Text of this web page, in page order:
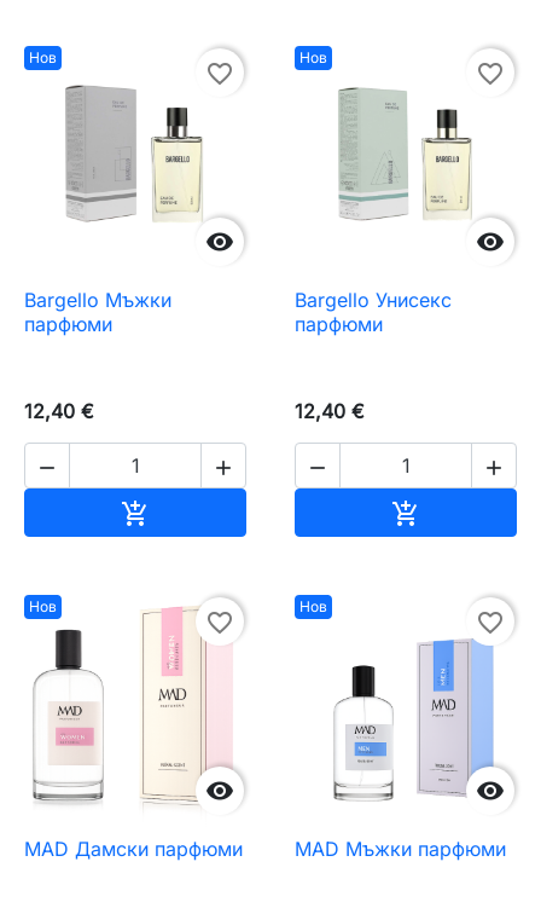
Нов

favorite_border
Bargello Мъжки
парфюми
12,40 €
 

Нов

favorite_border
Bargello Унисекс
парфюми
12,40 €
 

Нов

favorite_border
MAD Дамски парфюми
Нов

favorite_border
MAD Мъжки парфюми